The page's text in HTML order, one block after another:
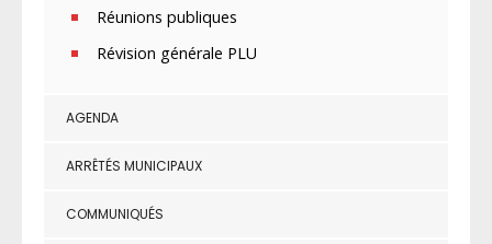
Réunions publiques
Révision générale PLU
AGENDA
ARRÊTÉS MUNICIPAUX
COMMUNIQUÉS